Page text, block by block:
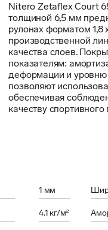
Nitero Zetaflex Court
толщиной 6,5 мм
рулонах форматом 1,8
производственной
качества слоев.
показателям:
деформации и уровню
позволяют
обеспечивая
качеству спортивного
1 мм
4.1 кг/м²